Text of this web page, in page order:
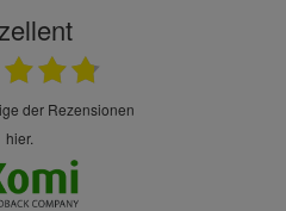
hier.